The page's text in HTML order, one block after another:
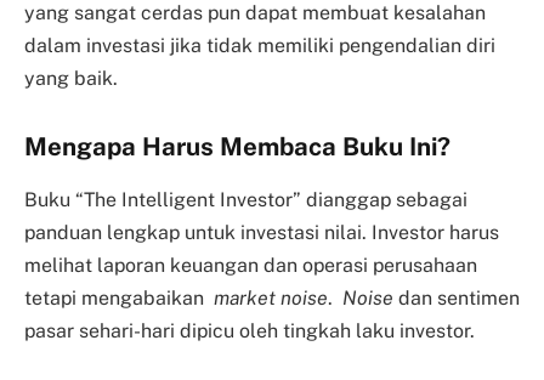
yang sangat cerdas pun dapat membuat kesalahan
dalam investasi jika tidak memiliki pengendalian diri
yang baik.
Mengapa Harus Membaca Buku Ini?
Buku “The Intelligent Investor” dianggap sebagai
panduan lengkap untuk investasi nilai. Investor harus
melihat laporan keuangan dan operasi perusahaan
tetapi mengabaikan market noise. Noise dan sentimen
pasar sehari-hari dipicu oleh tingkah laku investor.